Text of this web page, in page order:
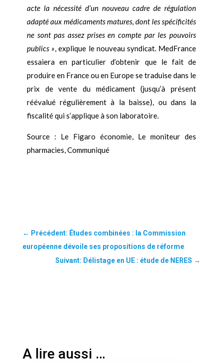
acte la nécessité d’un nouveau cadre de régulation
adapté aux médicaments matures, dont les spécificités
ne sont pas assez prises en compte par les pouvoirs
publics », explique le nouveau syndicat. MedFrance
essaiera en particulier d’obtenir que le fait de
produire en France ou en Europe se traduise dans le
prix de vente du médicament (jusqu’à présent
réévalué régulièrement à la baisse), ou dans la
fiscalité qui s’applique à son laboratoire.
Source : Le Figaro économie, Le moniteur des
pharmacies, Communiqué
← Précédent: Études combinées : la Commission
européenne dévoile ses propositions de réforme
Suivant: Délistage en UE : étude de NERES →
A lire aussi …